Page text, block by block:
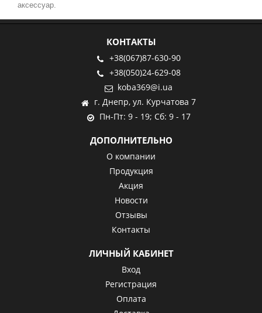
аксессуар.
КОНТАКТЫ
+38(067)87-630-90
+38(050)24-629-08
koba369@i.ua
г. Днепр, ул. Курчатова 7
Пн-Пт: 9 - 19; Сб: 9 - 17
ДОПОЛНИТЕЛЬНО
О компании
Продукция
Акция
Новости
Отзывы
Контакты
ЛИЧНЫЙ КАБИНЕТ
Вход
Регистрация
Оплата